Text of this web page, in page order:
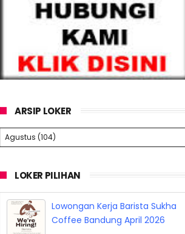
ARSIP LOKER
LOKER PILIHAN
Lowongan Kerja Barista Sukha
Coffee Bandung April 2026